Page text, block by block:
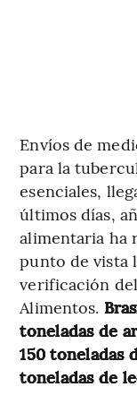
Envíos de
para la
esenciales,
últimos días,
alimentaria ha
punto de vista
verificación
Alimentos.
toneladas de
150 toneladas
toneladas de